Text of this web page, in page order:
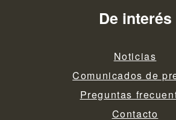
De interés
Noticias
Comunicados de
Preguntas
Contacto